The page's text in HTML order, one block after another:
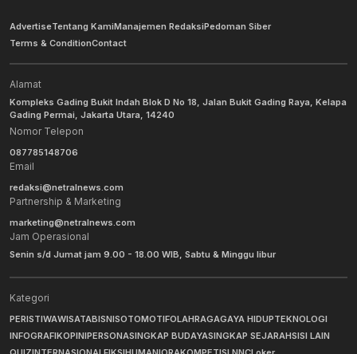
AdvertiseTentang KamiManajemen RedaksiPedoman Siber
Terms & ConditionContact
Alamat
Kompleks Gading Bukit Indah Blok D No 18, Jalan Bukit Gading Raya, Kelapa
Gading Permai, Jakarta Utara, 14240
Nomor Telepon
087785148706
Email
redaksi@netralnews.com
Partnership & Marketing
marketing@netralnews.com
Jam Operasional
Senin s/d Jumat jam 9.00 - 18.00 WIB, Sabtu & Minggu libur
Kategori
PERISTIWAWISATABISNISOTOMOTIFOLAHRAGAGAYA HIDUPTEKNOLOGI
INFOGRAFIKOPINIPERSONASINGKAP BUDAYASINGKAP SEJARAHSISI LAIN